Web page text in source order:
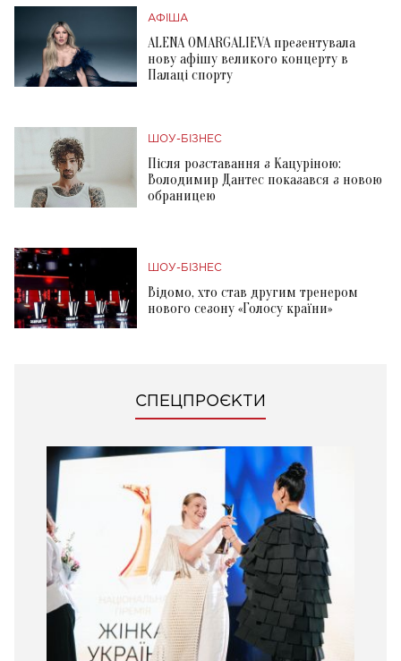
АФІША
ALENA OMARGALIEVA презентувала
нову афішу великого концерту в
Палаці спорту
ШОУ-БІЗНЕС
Після розставання з Кацуріною:
Володимир Дантес показався з новою
обраницею
ШОУ-БІЗНЕС
Відомо, хто став другим тренером
нового сезону «Голосу країни»
СПЕЦПРОЄКТИ